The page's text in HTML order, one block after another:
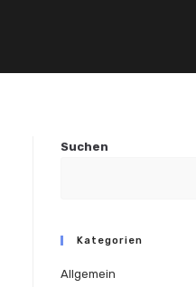
Suchen
Kategorien
Allgemein